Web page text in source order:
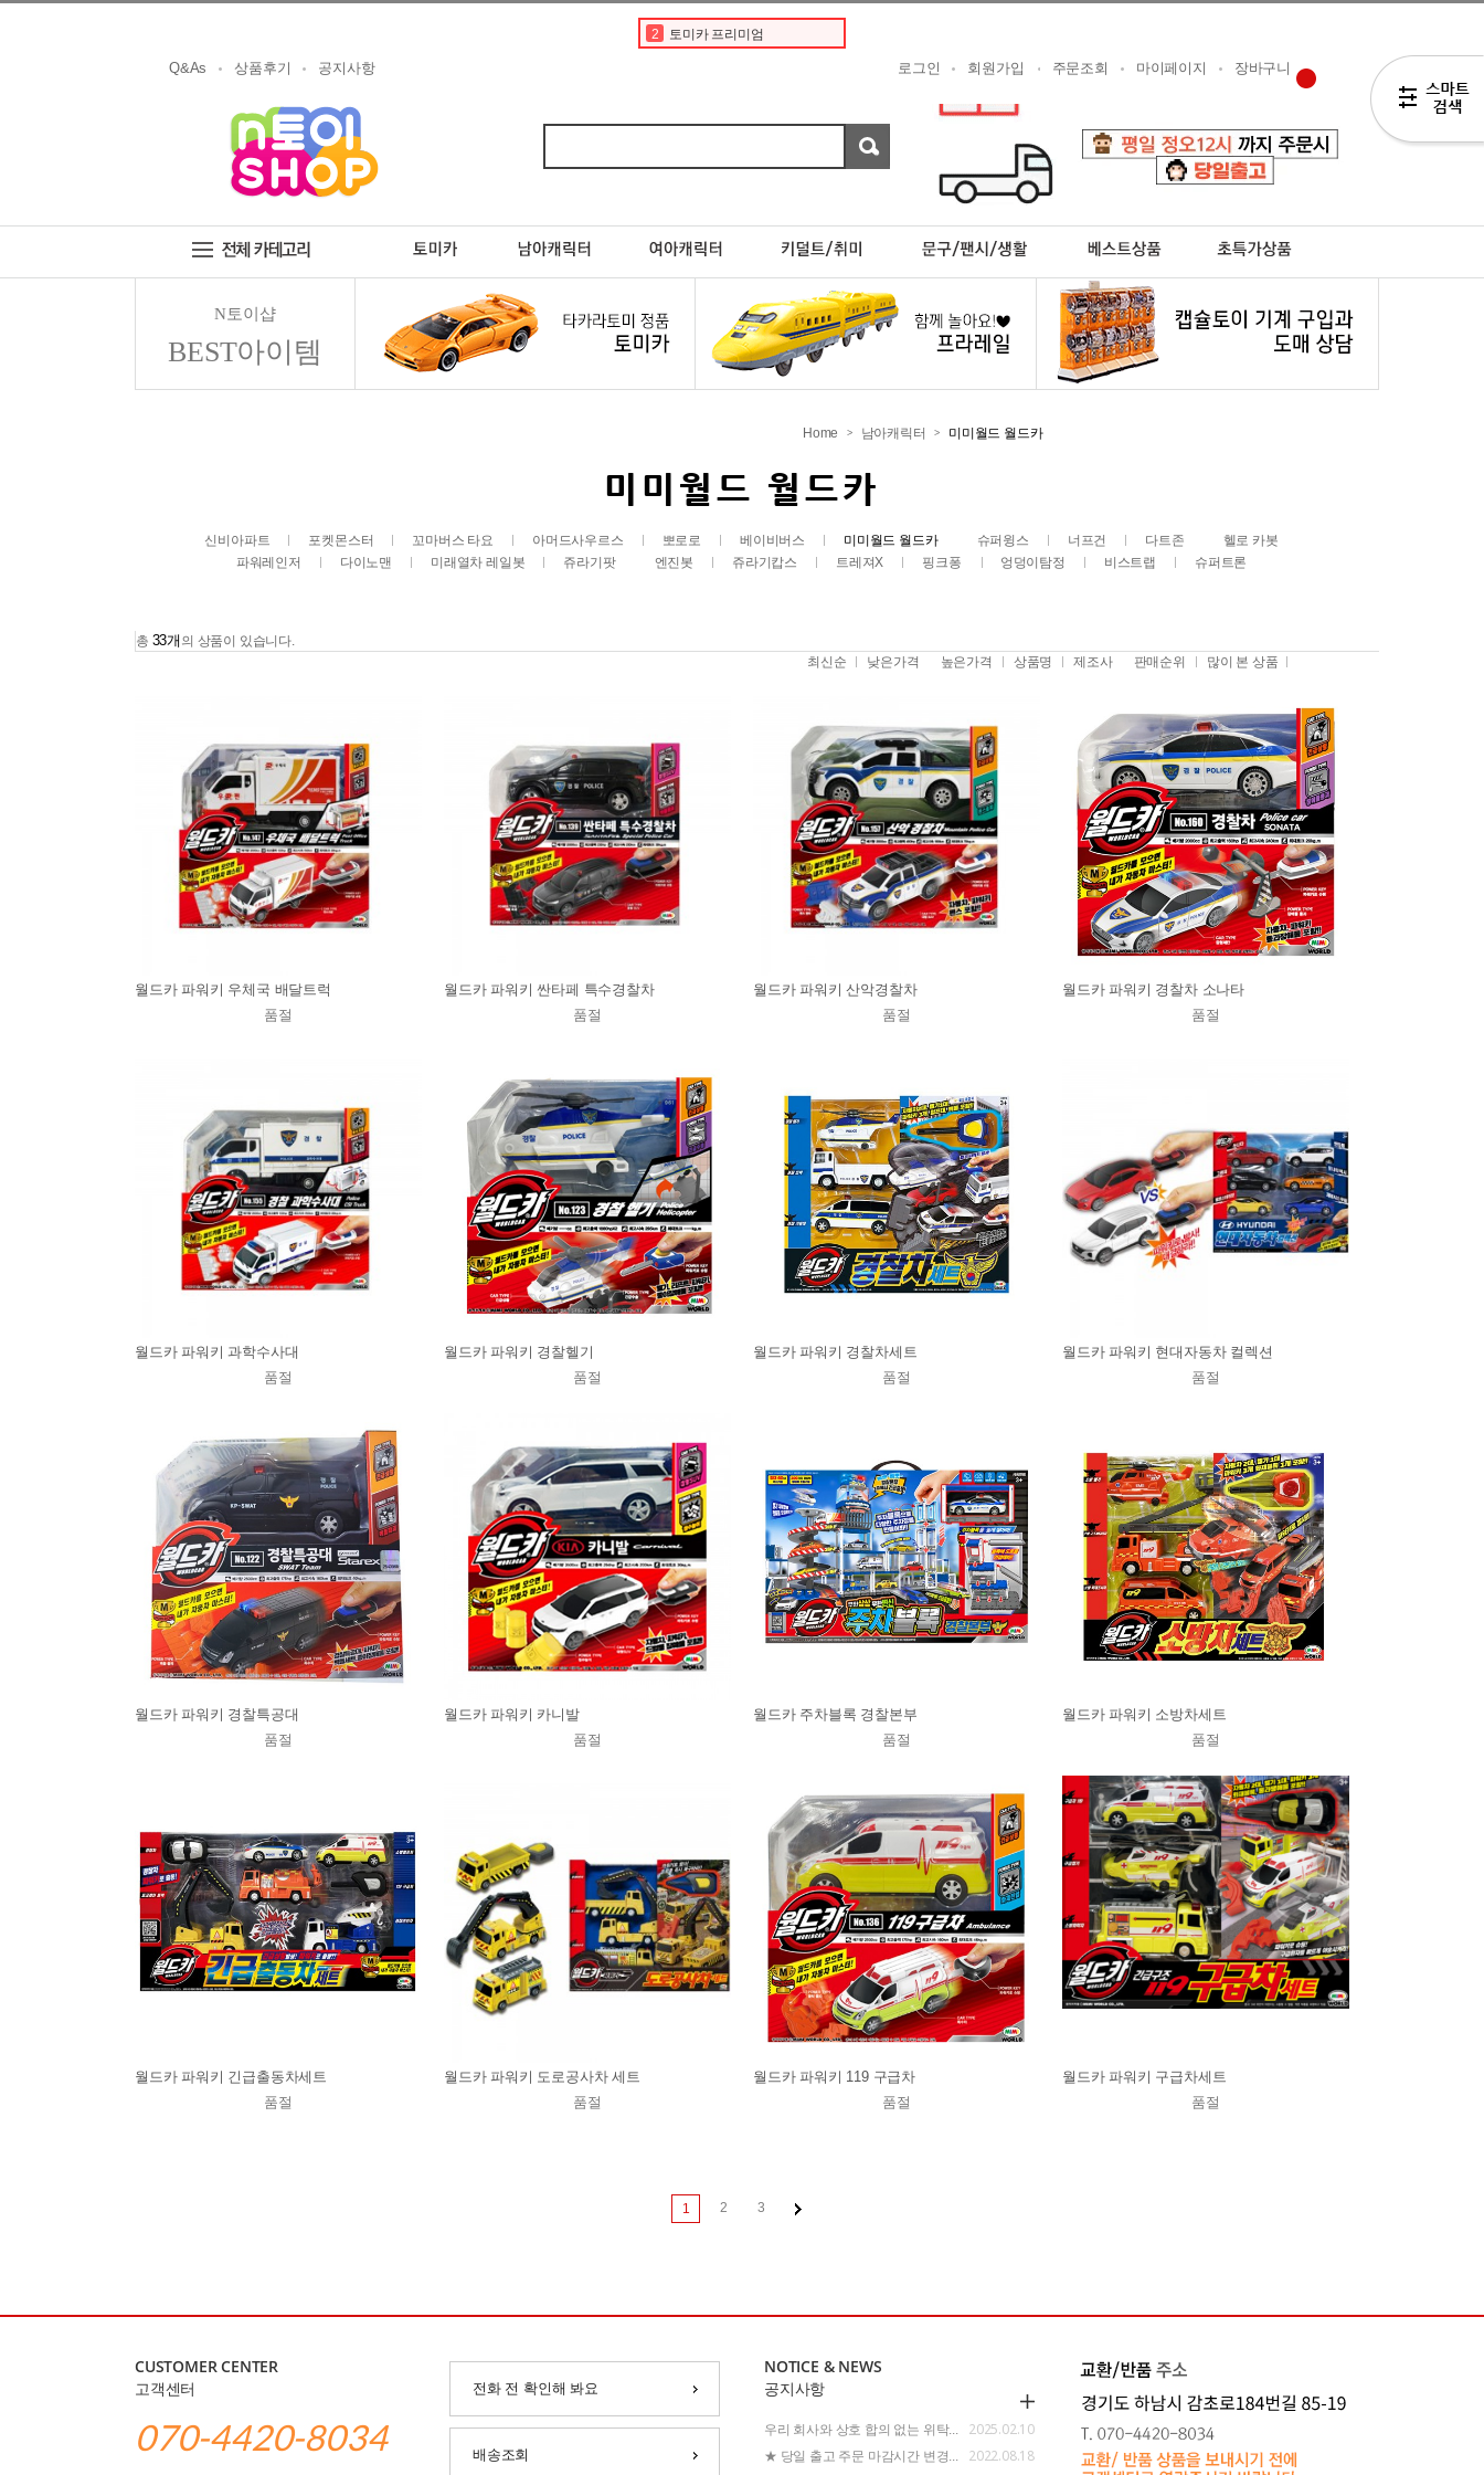
2 토미카 프리미엄
5 디즈니
8 한정판
9 도요타
1
Q&As 상품후기 공지사항 로그인 회원가입 주문조회 마이페이지 장바구니
N토이샵
BEST아이템
미미월드 월드카
Home > 남아캐릭터 > 미미월드 월드카
신비아파트 포켓몬스터 꼬마버스 타요 아머드사우르스 뽀로로 베이비버스 미미월드 월드카 슈퍼윙스 너프건 다트존
헬로 카봇
파워레인저
다이노맨 미래열차 레일봇 쥬라기팟 엔진봇 쥬라기캅스 트레져X 핑크퐁 엉덩이탐정 비스트랩 슈퍼트론
총 33개 의 상품이 있습니다.
최신순
낮은가격 높은가격 상품명 제조사 판매순위 많이 본 상품
월드카 파워키 우체국 배달트럭
품절
월드카 파워키 싼타페 특수경찰차
품절
월드카 파워키 산악경찰차
품절
월드카 파워키 경찰차 소나타
품절
월드카 파워키 과학수사대
품절
월드카 파워키 경찰헬기
품절
월드카 파워키 경찰차세트
품절
월드카 파워키 현대자동차 컬렉션
품절
월드카 파워키 경찰특공대
품절
월드카 파워키 카니발
품절
월드카 주차블록 경찰본부
품절
월드카 파워키 소방차세트
품절
월드카 파워키 긴급출동차세트
품절
월드카 파워키 도로공사차 세트
품절
월드카 파워키 119 구급차
품절
월드카 파워키 구급차세트
품절
1 2 3
CUSTOMER CENTER
고객센터
070-4420-8034
전화 전 확인해 봐요
배송조회
NOTICE & NEWS
공지사항
우리 회사와 상호 합의 없는 위탁... 2025.02.10
★ 당일 출고 주문 마감시간 변경... 2022.08.18